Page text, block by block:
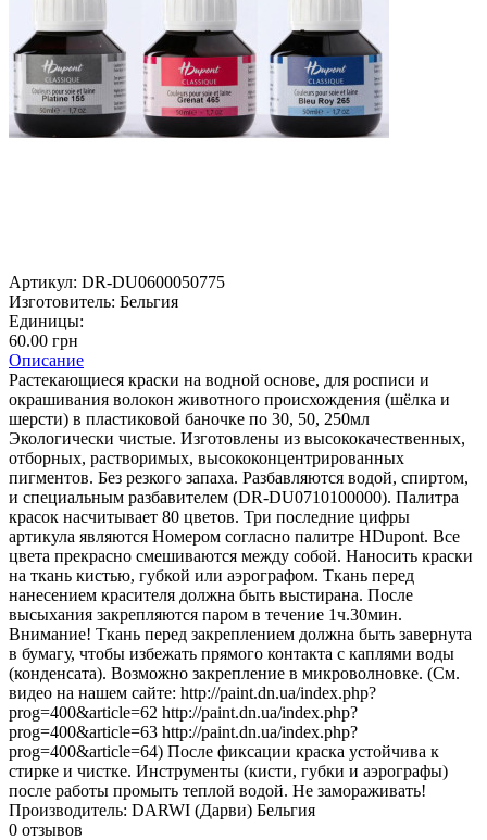
Артикул: DR-DU0600050775
Изготовитель: Бельгия
Единицы:
60.00 грн
Описание
Растекающиеся краски на водной основе, для росписи и
окрашивания волокон животного происхождения (шёлка и
шерсти) в пластиковой баночке по 30, 50, 250мл
Экологически чистые. Изготовлены из высококачественных,
отборных, растворимых, высококонцентрированных
пигментов. Без резкого запаха. Разбавляются водой, спиртом,
и специальным разбавителем (DR-DU0710100000). Палитра
красок насчитывает 80 цветов. Три последние цифры
артикула являются Номером согласно палитре HDupont. Все
цвета прекрасно смешиваются между собой. Наносить краски
на ткань кистью, губкой или аэрографом. Ткань перед
нанесением красителя должна быть выстирана. После
высыхания закрепляются паром в течение 1ч.30мин.
Внимание! Ткань перед закреплением должна быть завернута
в бумагу, чтобы избежать прямого контакта с каплями воды
(конденсата). Возможно закрепление в микроволновке. (См.
видео на нашем сайте: http://paint.dn.ua/index.php?
prog=400&article=62 http://paint.dn.ua/index.php?
prog=400&article=63 http://paint.dn.ua/index.php?
prog=400&article=64) После фиксации краска устойчива к
стирке и чистке. Инструменты (кисти, губки и аэрографы)
после работы промыть теплой водой. Не замораживать!
Производитель: DARWI (Дарви) Бельгия
0 отзывов